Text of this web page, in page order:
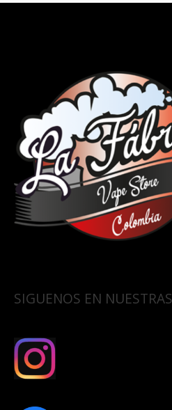
SIGUENOS EN